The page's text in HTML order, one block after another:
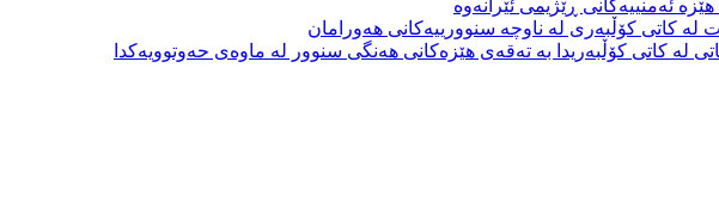
ئەمنییەکانی ڕێژیمی ئێرانەوە
کاتی کۆڵبەری لە ناوچە سنوورییەکانی هەورامان
لە کاتی کۆڵبەریدا بە تەقەی هێزەکانی هەنگی سنوور لە ماوەی حەوتوویەکدا